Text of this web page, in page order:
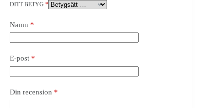
DITT BETYG *
Namn *
E-post *
Din recension *